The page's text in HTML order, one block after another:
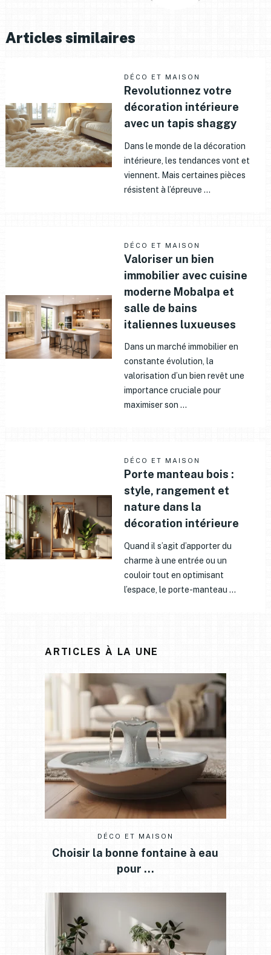
Articles similaires
DÉCO ET MAISON
Revolutionnez votre
décoration intérieure
avec un tapis shaggy
Dans le monde de la décoration
intérieure, les tendances vont et
viennent. Mais certaines pièces
résistent à l’épreuve …
DÉCO ET MAISON
Valoriser un bien
immobilier avec cuisine
moderne Mobalpa et
salle de bains
italiennes luxueuses
Dans un marché immobilier en
constante évolution, la
valorisation d’un bien revêt une
importance cruciale pour
maximiser son …
DÉCO ET MAISON
Porte manteau bois :
style, rangement et
nature dans la
décoration intérieure
Quand il s’agit d’apporter du
charme à une entrée ou un
couloir tout en optimisant
l’espace, le porte-manteau …
ARTICLES À LA UNE
DÉCO ET MAISON
Choisir la bonne fontaine à eau
pour …